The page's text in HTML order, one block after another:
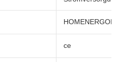
HOMENERGON
ce